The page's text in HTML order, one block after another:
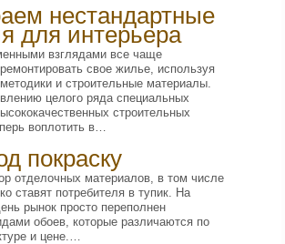
нестандартные
для интерьера
взглядами все чаще
свое жилье, используя
и строительные материалы.
целого ряда специальных
строительных
воплотить в…
покраску
отделочных материалов, в том числе
ставят потребителя в тупик. На
рынок просто переполнен
обоев, которые различаются по
и цене.…